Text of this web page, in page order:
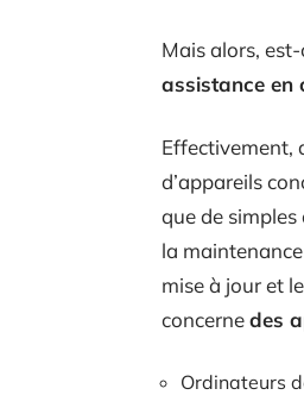
Mais alors,
assistance en
Effectivement,
d’appareils
que de
la
mise à jour et
concernedes
Ordinateurs